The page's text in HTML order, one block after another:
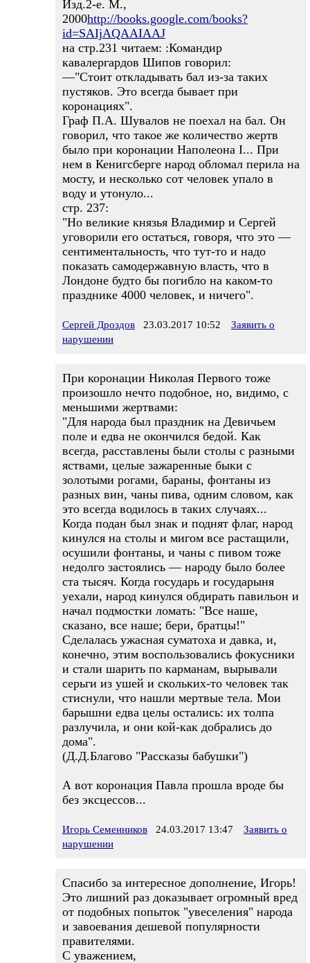
Изд.2-е. М.,
2000http://books.google.com/books?
id=SAIjAQAAIAAJ
на стр.231 читаем: :Командир
кавалергардов Шипов говорил:
—"Стоит откладывать бал из-за таких
пустяков. Это всегда бывает при
коронациях".
Граф П.А. Шувалов не поехал на бал. Он
говорил, что такое же количество жертв
было при коронации Наполеона I... При
нем в Кенигсберге народ обломал перила на
мосту, и несколько сот человек упало в
воду и утонуло...
стр. 237:
"Но великие князья Владимир и Сергей
уговорили его остаться, говоря, что это —
сентиментальность, что тут-то и надо
показать самодержавную власть, что в
Лондоне будто бы погибло на каком-то
празднике 4000 человек, и ничего".
Сергей Дроздов 23.03.2017 10:52
Заявить о
нарушении
При коронации Николая Первого тоже
произошло нечто подобное, но, видимо, с
меньшими жертвами:
"Для народа был праздник на Девичьем
поле и едва не окончился бедой. Как
всегда, расставлены были столы с разными
яствами, целые зажаренные быки с
золотыми рогами, бараны, фонтаны из
разных вин, чаны пива, одним словом, как
это всегда водилось в таких случаях...
Когда подан был знак и поднят флаг, народ
кинулся на столы и мигом все растащили,
осушили фонтаны, и чаны с пивом тоже
недолго застоялись — народу было более
ста тысяч. Когда государь и государыня
уехали, народ кинулся обдирать павильон и
начал подмостки ломать: "Все наше,
сказано, все наше; бери, братцы!"
Сделалась ужасная суматоха и давка, и,
конечно, этим воспользовались фокусники
и стали шарить по карманам, вырывали
серьги из ушей и скольких-то человек так
стиснули, что нашли мертвые тела. Мои
барышни едва целы остались: их толпа
разлучила, и они кой-как добрались до
дома".
(Д.Д.Благово "Рассказы бабушки")
А вот коронация Павла прошла вроде бы
без эксцессов...
Игорь Семенников 24.03.2017 13:47
Заявить о
нарушении
Спасибо за интересное дополнение, Игорь!
Это лишний раз доказывает огромный вред
от подобных попыток "увеселения" народа
и завоевания дешевой популярности
правителями.
С уважением,